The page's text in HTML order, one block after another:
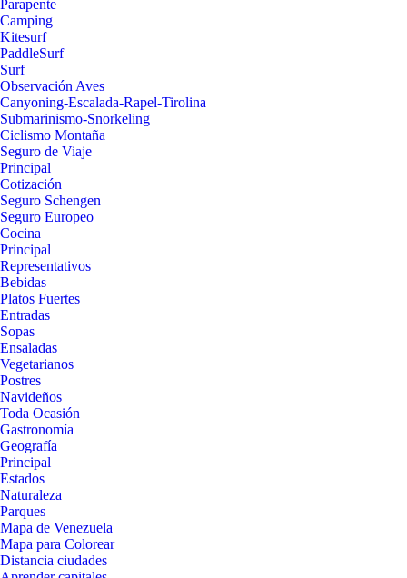
Parapente
Camping
Kitesurf
PaddleSurf
Surf
Observación Aves
Canyoning-Escalada-Rapel-Tirolina
Submarinismo-Snorkeling
Ciclismo Montaña
Seguro de Viaje
Principal
Cotización
Seguro Schengen
Seguro Europeo
Cocina
Principal
Representativos
Bebidas
Platos Fuertes
Entradas
Sopas
Ensaladas
Vegetarianos
Postres
Navideños
Toda Ocasión
Gastronomía
Geografía
Principal
Estados
Naturaleza
Parques
Mapa de Venezuela
Mapa para Colorear
Distancia ciudades